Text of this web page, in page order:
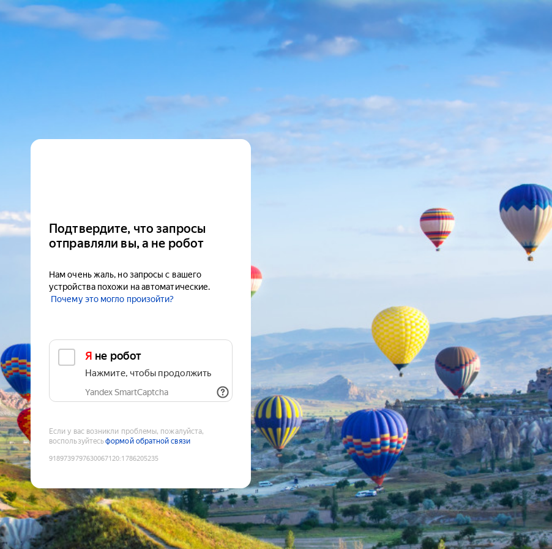
Подтвердите, что запросы
отправляли вы, а не робот
Нам очень жаль, но запросы с вашего
устройства похожи на автоматические.
Почему это могло произойти?
Я не робот
Нажмите, чтобы продолжить
Yandex SmartCaptcha
Если у вас возникли проблемы, пожалуйста,
воспользуйтесьформой обратной связи
9189739797630067120:1786205235